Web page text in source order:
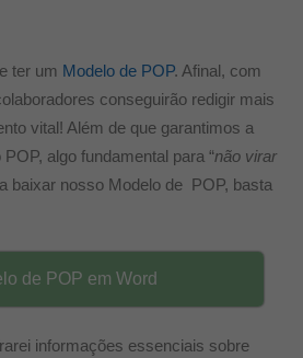
ter um Modelo de POP. Afinal, com
conseguirão redigir mais
vital! Além de que garantimos a
algo fundamental para “não virar
baixar nosso Modelo de POP, basta
de POP em Word
informações essenciais sobre